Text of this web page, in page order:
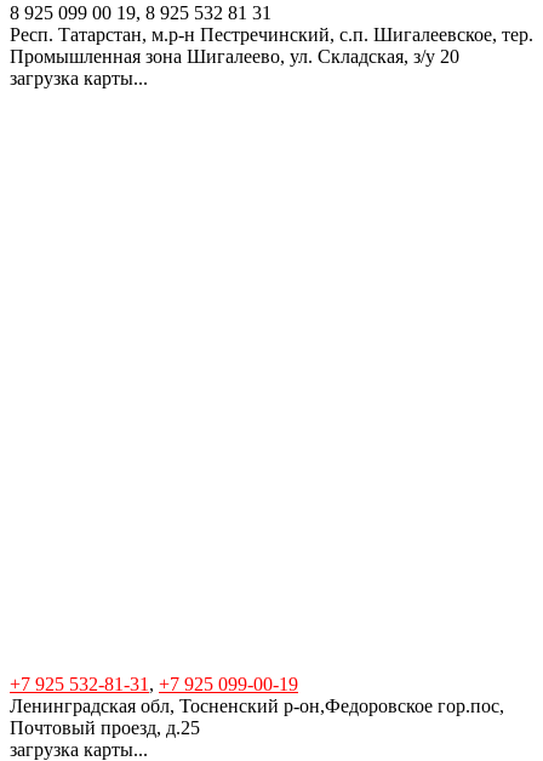
8 925 099 00 19, 8 925 532 81 31
Респ. Татарстан, м.р-н Пестречинский, с.п. Шигалеевское, тер.
Промышленная зона Шигалеево, ул. Складская, з/у 20
загрузка карты...
+7 925 532-81-31 , +7 925 099-00-19
Ленинградская обл, Тосненский р-он,Федоровское гор.пос,
Почтовый проезд, д.25
загрузка карты...